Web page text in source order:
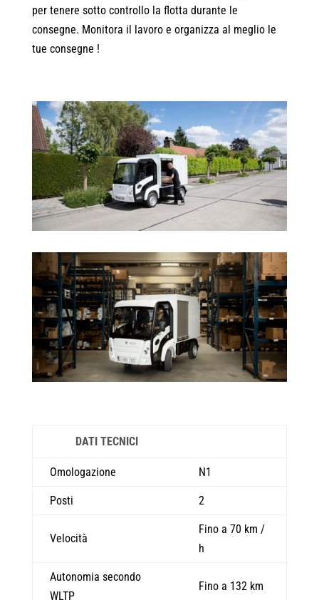
per tenere sotto controllo la flotta durante le
consegne. Monitora il lavoro e organizza al meglio le
tue consegne !
DATI TECNICI
Omologazione N1
Posti 2
Velocità
Fino a 70 km /
h
Autonomia secondo
WLTP
Fino a 132 km